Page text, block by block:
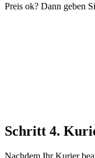
Preis ok? Dann geben
Schritt 4.
Nachdem Ihr Kurier